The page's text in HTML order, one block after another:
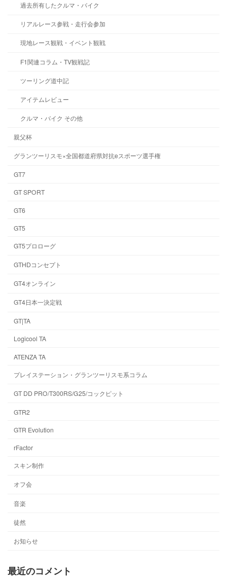
過去所有したクルマ・バイク
リアルレース参戦・走行会参加
現地レース観戦・イベント観戦
F1関連コラム・TV観戦記
ツーリング道中記
アイテムレビュー
クルマ・バイク その他
親父杯
グランツーリスモ×全国都道府県対抗eスポーツ選手権
GT7
GT SPORT
GT6
GT5
GT5プロローグ
GTHDコンセプト
GT4オンライン
GT4日本一決定戦
GT|TA
Logicool TA
ATENZA TA
プレイステーション・グランツーリスモ系コラム
GT DD PRO/T300RS/G25/コックピット
GTR2
GTR Evolution
rFactor
スキン制作
オフ会
音楽
徒然
お知らせ
最近のコメント